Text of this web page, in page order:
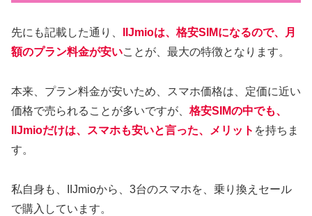
先にも記載した通り、
IIJmioは、格安SIMになるので、月
額のプラン料金が安いことが、最大の特徴となります。
本来、プラン料金が安いため、スマホ価格は、定価に近い
価格で売られることが多いですが、 格安SIMの中でも、
IIJmioだけは、スマホも安いと言った、メリット を持ちま
す。
私自身も、IIJmioから、3台のスマホを、乗り換えセール
で購入しています。